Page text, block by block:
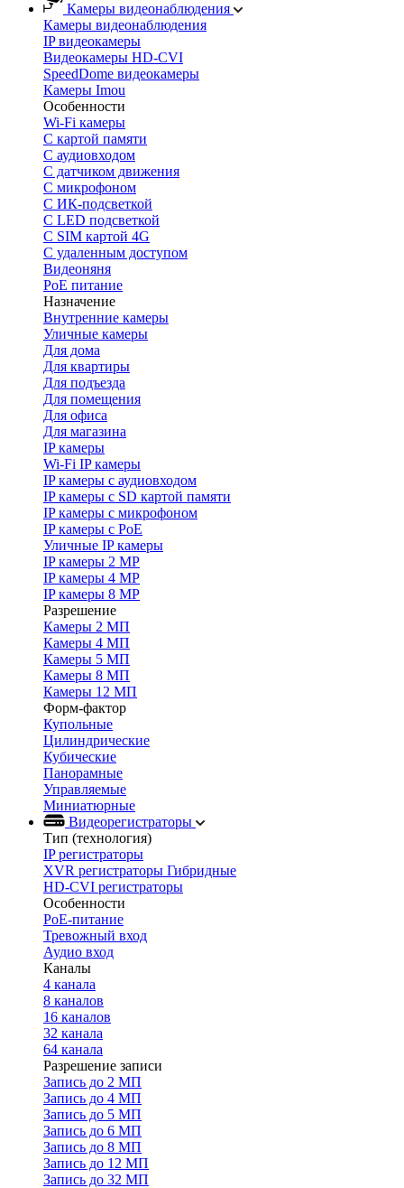
Камеры видеонаблюдения
Камеры видеонаблюдения
IP видеокамеры
Видеокамеры HD-CVI
SpeedDome видеокамеры
Камеры Imou
Особенности
Wi-Fi камеры
С картой памяти
С аудиовходом
С датчиком движения
С микрофоном
С ИК-подсветкой
С LED подсветкой
C SIM картой 4G
C удаленным доступом
Видеоняня
PoE питание
Назначение
Внутренние камеры
Уличные камеры
Для дома
Для квартиры
Для подъезда
Для помещения
Для офиса
Для магазина
IP камеры
Wi-Fi IP камеры
IP камеры с аудиовходом
IP камеры с SD картой памяти
IP камеры с микрофоном
IP камеры с PoE
Уличные IP камеры
IP камеры 2 MP
IP камеры 4 MP
IP камеры 8 MP
Разрешение
Камеры 2 МП
Камеры 4 МП
Камеры 5 МП
Камеры 8 МП
Камеры 12 МП
Форм-фактор
Купольные
Цилиндрические
Кубические
Панорамные
Управляемые
Миниатюрные
Видеорегистраторы
Тип (технология)
IP регистраторы
XVR регистраторы Гибридные
HD-CVI регистраторы
Особенности
PoE-питание
Тревожный вход
Аудио вход
Каналы
4 канала
8 каналов
16 каналов
32 канала
64 канала
Разрешение записи
Запись до 2 МП
Запись до 4 МП
Запись до 5 МП
Запись до 6 МП
Запись до 8 МП
Запись до 12 МП
Запись до 32 МП